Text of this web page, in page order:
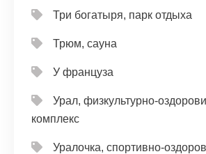
Три богатыря, парк отдыха
Трюм, сауна
У француза
Урал, физкультурно-
комплекс
Уралочка, спортивно-